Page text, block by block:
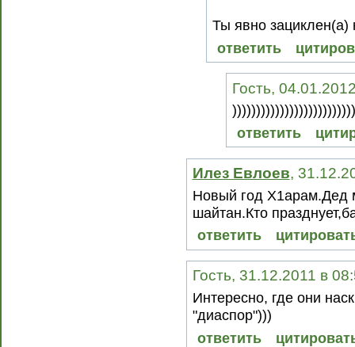
Ты явно зациклен(а)
ответить
Гость,
ответить
Илез Евлоев,
Новый год Х1арам.Дед
шайтан.Кто
ответить
Гость, 31.12.2011 в
Интересно, где они
"диаспор")))
ответить